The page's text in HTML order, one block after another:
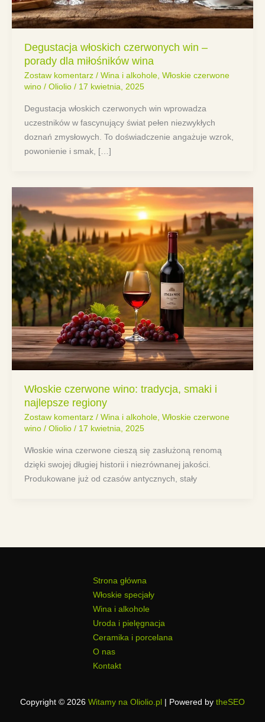
Degustacja włoskich czerwonych win –
porady dla miłośników wina
Zostaw komentarz / Wina i alkohole, Włoskie czerwone
wino/ Oliolio / 17 kwietnia, 2025
Degustacja włoskich czerwonych win wprowadza
uczestników w fascynujący świat pełen niezwykłych
doznań zmysłowych. To doświadczenie angażuje wzrok,
powonienie i smak, […]
Włoskie czerwone wino: tradycja, smaki i
najlepsze regiony
Zostaw komentarz / Wina i alkohole, Włoskie czerwone
wino/ Oliolio / 17 kwietnia, 2025
Włoskie wina czerwone cieszą się zasłużoną renomą
dzięki swojej długiej historii i niezrównanej jakości.
Produkowane już od czasów antycznych, stały
Strona główna
Włoskie specjały
Wina i alkohole
Uroda i pielęgnacja
Ceramika i porcelana
O nas
Kontakt
Copyright © 2026 Witamy na Oliolio.pl | Powered by theSEO